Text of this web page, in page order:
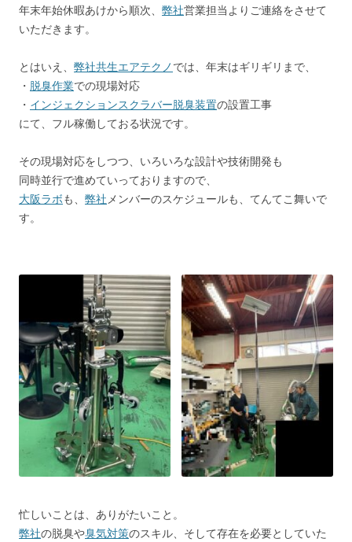
年末年始休暇あけから順次、 弊社営業担当よりご連絡をさせて
いただきます。
とはいえ、 弊社共生エアテクノ では、年末はギリギリまで、
・ 脱臭作業での現場対応
・ インジェクションスクラバー脱臭装置の設置工事
にて、フル稼働しておる状況です。
その現場対応をしつつ、いろいろな設計や技術開発も
同時並行で進めていっておりますので、
大阪ラボも、 弊社メンバーのスケジュールも、てんてこ舞いで
す。
忙しいことは、ありがたいこと。
弊社の脱臭や臭気対策のスキル、そして存在を必要としていた